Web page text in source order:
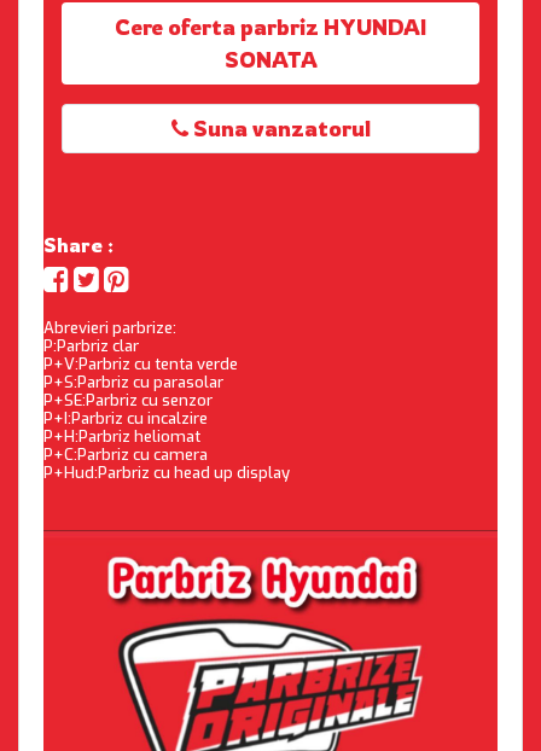
Cere oferta parbriz HYUNDAI
SONATA
Suna vanzatorul
Share :
Abrevieri parbrize:
P:Parbriz clar
P+V:Parbriz cu tenta verde
P+S:Parbriz cu parasolar
P+SE:Parbriz cu senzor
P+I:Parbriz cu incalzire
P+H:Parbriz heliomat
P+C:Parbriz cu camera
P+Hud:Parbriz cu head up display